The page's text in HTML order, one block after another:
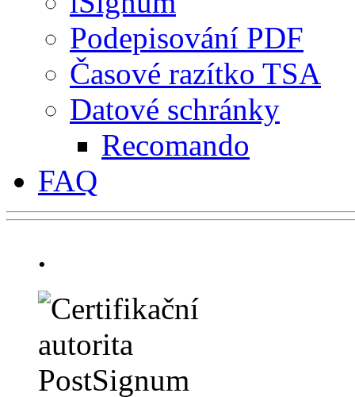
Podepisování PDF
Časové razítko TSA
Datové schránky
Recomando
FAQ
.